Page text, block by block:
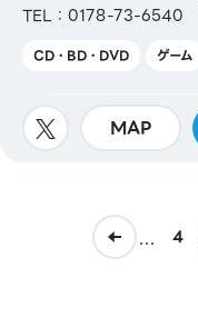
TEL：0178-73-6540
CD・BD・DVD ゲーム
MAP
... 4